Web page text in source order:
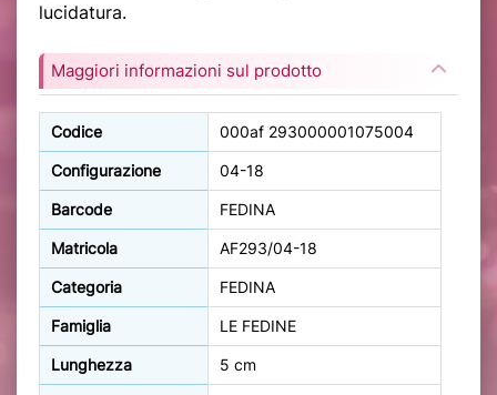
lucidatura.
Maggiori informazioni sul prodotto
Codice 000af 293000001075004
Configurazione 04-18
Barcode FEDINA
Matricola AF293/04-18
Categoria FEDINA
Famiglia LE FEDINE
Lunghezza 5 cm